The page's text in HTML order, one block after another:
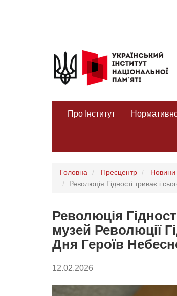
Про Інститут
Головна Пресцентр
Новини
Революція Гідності триває і
Революція
музей Революції
Дня Героїв
12.02.2026